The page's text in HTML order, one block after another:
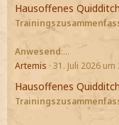
Hausoffenes
Anwesend:…
Artemis 31. Juli 2026 um
Hausoffenes